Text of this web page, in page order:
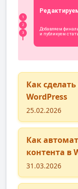
Как
WordPress
25.02.2026
Как
контента в
31.03.2026